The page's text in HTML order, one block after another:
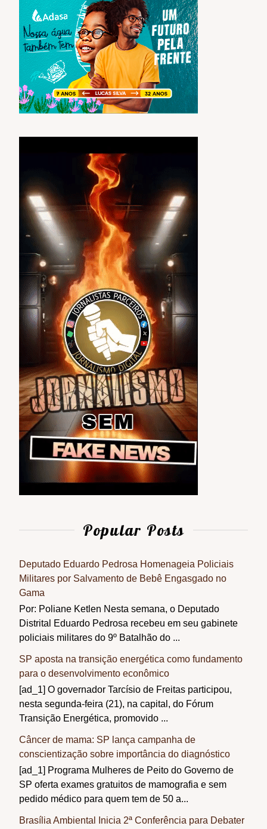
Popular Posts
Deputado Eduardo Pedrosa Homenageia Policiais
Militares por Salvamento de Bebê Engasgado no
Gama
Por: Poliane Ketlen Nesta semana, o Deputado
Distrital Eduardo Pedrosa recebeu em seu gabinete
policiais militares do 9º Batalhão do ...
SP aposta na transição energética como fundamento
para o desenvolvimento econômico
[ad_1] O governador Tarcísio de Freitas participou,
nesta segunda-feira (21), na capital, do Fórum
Transição Energética, promovido ...
Câncer de mama: SP lança campanha de
conscientização sobre importância do diagnóstico
[ad_1] Programa Mulheres de Peito do Governo de
SP oferta exames gratuitos de mamografia e sem
pedido médico para quem tem de 50 a...
Brasília Ambiental Inicia 2ª Conferência para Debater